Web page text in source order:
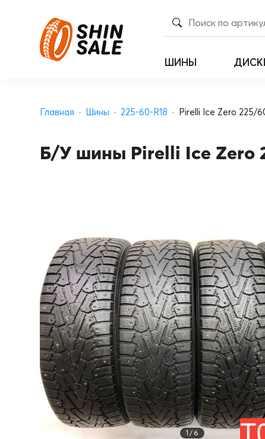
ШИНЫ
Главная Шины 225-60-R18 Pirelli Ice Zero 225/
Б/У шины Pirelli Ice Zero
1 / 6